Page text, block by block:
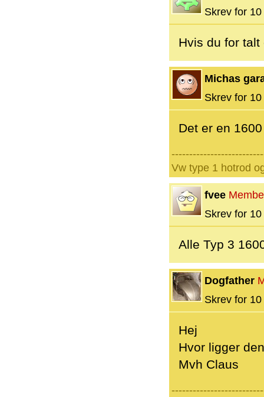
Skrev for
Hvis du for
Michas
Skrev for
Det er en 1600
Vw type 1 hotrod
fvee
Skrev for
Alle Typ 3
Dogfather
Skrev for
Hej
Hvor ligger
Mvh Claus